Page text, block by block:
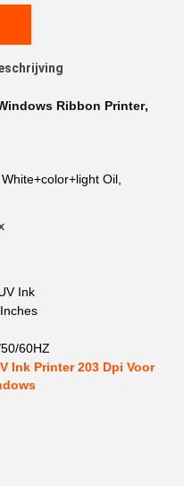
Ribbon Printer,
Oil,
Ink
60HZ
Ink Printer 203 Dpi Voor